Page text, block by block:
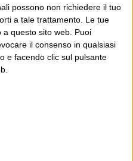
possono non richiedere il tuo
a tale trattamento. Le tue
questo sito web. Puoi
il consenso in qualsiasi
e facendo clic sul pulsante